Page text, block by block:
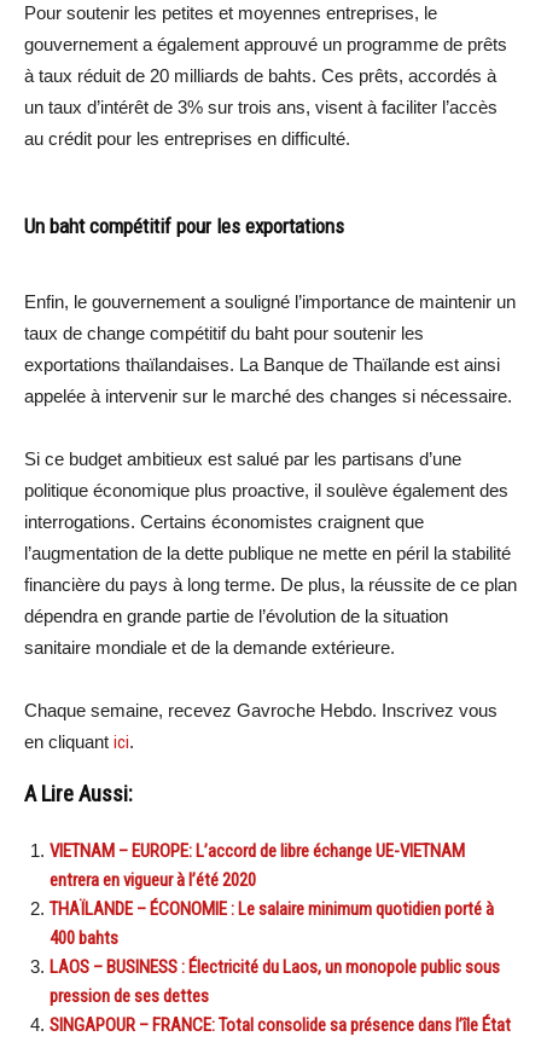
Pour soutenir les petites et moyennes entreprises, le
gouvernement a également approuvé un programme de prêts
à taux réduit de 20 milliards de bahts. Ces prêts, accordés à
un taux d’intérêt de 3% sur trois ans, visent à faciliter l’accès
au crédit pour les entreprises en difficulté.
Un baht compétitif pour les exportations
Enfin, le gouvernement a souligné l’importance de maintenir un
taux de change compétitif du baht pour soutenir les
exportations thaïlandaises. La Banque de Thaïlande est ainsi
appelée à intervenir sur le marché des changes si nécessaire.
Si ce budget ambitieux est salué par les partisans d’une
politique économique plus proactive, il soulève également des
interrogations. Certains économistes craignent que
l’augmentation de la dette publique ne mette en péril la stabilité
financière du pays à long terme. De plus, la réussite de ce plan
dépendra en grande partie de l’évolution de la situation
sanitaire mondiale et de la demande extérieure.
Chaque semaine, recevez Gavroche Hebdo. Inscrivez vous
en cliquant ici.
A Lire Aussi:
VIETNAM – EUROPE: L’accord de libre échange UE-VIETNAM
entrera en vigueur à l’été 2020
THAÏLANDE – ÉCONOMIE : Le salaire minimum quotidien porté à
400 bahts
LAOS – BUSINESS : Électricité du Laos, un monopole public sous
pression de ses dettes
SINGAPOUR – FRANCE: Total consolide sa présence dans l’île État